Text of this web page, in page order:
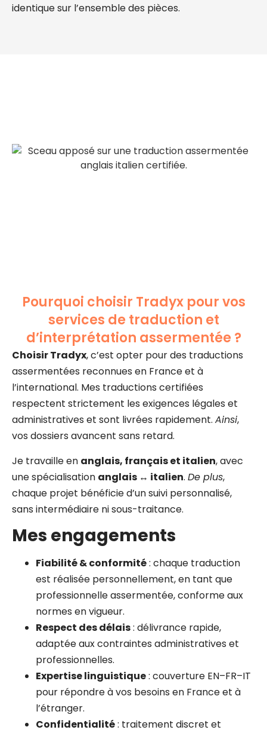
identique sur l’ensemble des pièces.
Pourquoi choisir Tradyx pour vos
services de traduction et
d’interprétation assermentée ?
Choisir Tradyx, c’est opter pour des traductions
assermentées reconnues en France et à
l’international. Mes traductions certifiées
respectent strictement les exigences légales et
administratives et sont livrées rapidement. Ainsi,
vos dossiers avancent sans retard.
Je travaille en anglais, français et italien, avec
une spécialisation anglais ↔ italien. De plus,
chaque projet bénéficie d’un suivi personnalisé,
sans intermédiaire ni sous-traitance.
Mes engagements
Fiabilité & conformité: chaque traduction
est réalisée personnellement, en tant que
professionnelle assermentée, conforme aux
normes en vigueur.
Respect des délais: délivrance rapide,
adaptée aux contraintes administratives et
professionnelles.
Expertise linguistique: couverture EN–FR–IT
pour répondre à vos besoins en France et à
l’étranger.
Confidentialité: traitement discret et